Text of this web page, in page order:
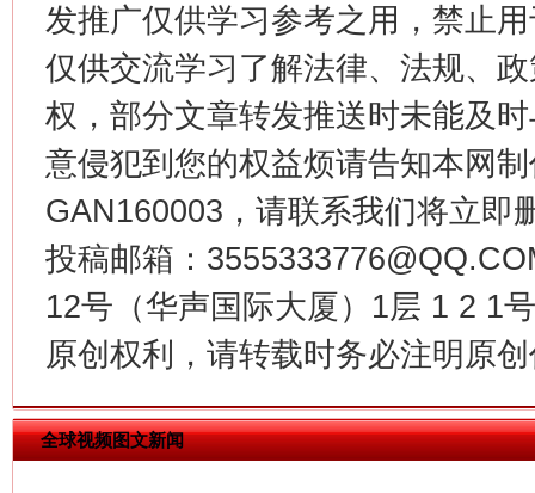
发推广仅供学习参考之用，禁止
仅供交流学习了解法律、法规、
权，部分文章转发推送时未能及
意侵犯到您的权益烦请告知本网
GAN160003，请联系我们将立即
投稿邮箱：
12号（华声国际大厦）1层 1 2 1
原创权利，请转载时务必注明原
全球视频图文新闻
“刷贴”乱象丛生